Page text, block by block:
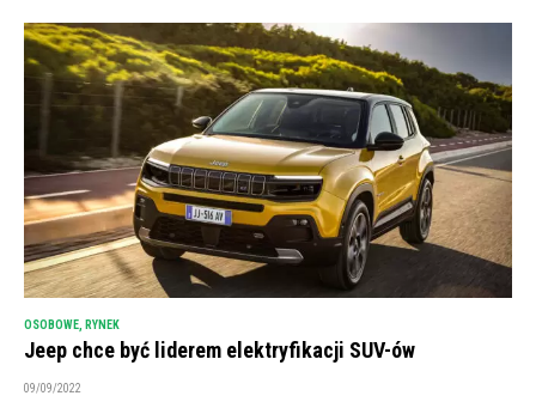
OSOBOWE RYNEK
Jeep chce być liderem elektryfikacji SUV-ów
09/09/2022